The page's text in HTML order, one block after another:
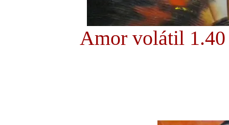
Amor volátil